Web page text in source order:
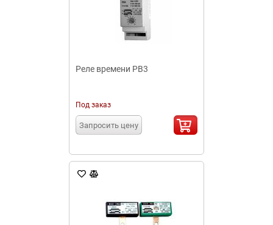
Реле времени РВ3
Под заказ
Запросить цену